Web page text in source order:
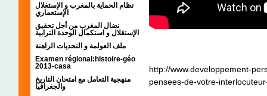
نظام الحماية بالمغرب و الإستغلال
الإستعماري
نضال المغرب من أجل تحقيق
الإستقلال و استكمال الوحدة الترابية
ملف العولمة و التحديات الراهنة
Examen régional:histoire-géo
2013-casa
منهجية التعامل مع امتحان التاريخ
والجغرافيا
http://www.developpement-
pensees-de-votre-